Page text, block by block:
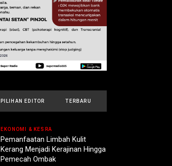
PILIHAN EDITOR TERBARU
EKONOMI & KESRA
Pemanfaatan Limbah Kulit
Kerang Menjadi Kerajinan Hingga
Pemecah Ombak